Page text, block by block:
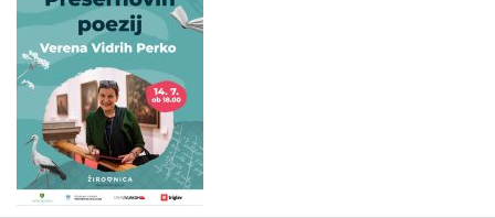
OKUSITI
KJE
SPATI
ZA
ŠOLE